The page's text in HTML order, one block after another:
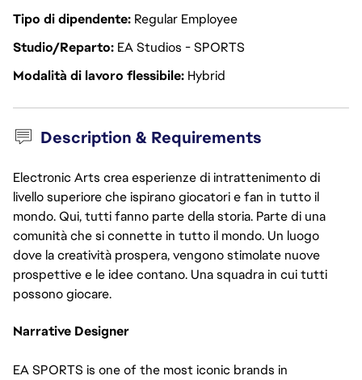
Tipo di dipendente Regular Employee
Studio/Reparto EA Studios - SPORTS
Modalità di lavoro flessibile Hybrid
Description & Requirements
Electronic Arts crea esperienze di intrattenimento di
livello superiore che ispirano giocatori e fan in tutto il
mondo. Qui, tutti fanno parte della storia. Parte di una
comunità che si connette in tutto il mondo. Un luogo
dove la creatività prospera, vengono stimolate nuove
prospettive e le idee contano. Una squadra in cui tutti
possono giocare.
Narrative Designer
EA SPORTS is one of the most iconic brands in